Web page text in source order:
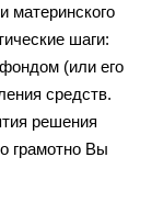
материнского
шаги:
(или его
средств.
решения
грамотно Вы